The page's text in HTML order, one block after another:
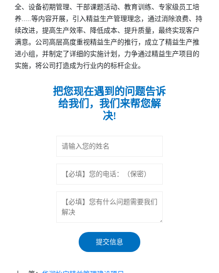
全、设备初期管理、干部课题活动、教育训练、专家级员工培
养.....等内容开展，引入精益生产管理理念，通过消除浪费、持
续改进，提高生产效率、降低成本、提升质量，最终实现客户
满意。公司高层高度重视精益生产的推行，成立了精益生产推
进小组，并制定了详细的实施计划，力争通过精益生产项目的
实施，将公司打造成为行业内的标杆企业。
把您现在遇到的问题告诉
给我们，我们来帮您解
决!